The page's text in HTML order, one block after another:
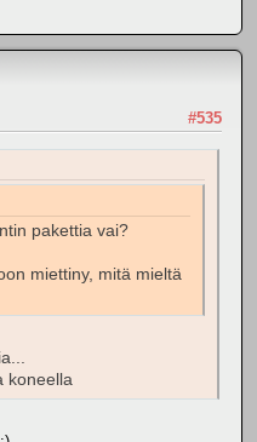
#535
pakettia vai?
miettiny, mitä mieltä
koneella